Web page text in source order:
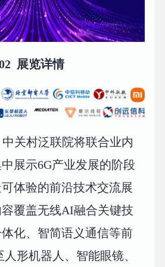
展览详情
关村泛联院将联合业内
展示6G产业发展的阶段
体验的前沿技术交流展
覆盖无线AI融合关键技
化、智简语义通信等前
形机器人、智能眼镜、